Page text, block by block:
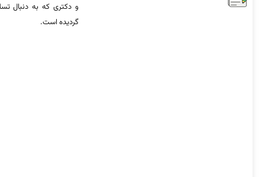
و دکتری که به دنبال
گردیده است.